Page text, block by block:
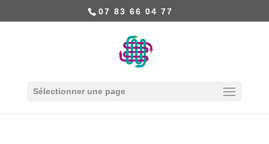
07 83 66 04 77
Sélectionner une page